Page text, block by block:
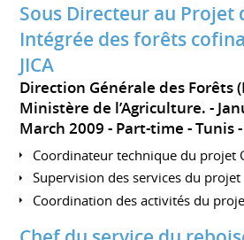
Sous Directeur au Projet
Intégrée des forêts
JICA
Direction Générale des Forêts
Ministère de l’Agriculture.
March 2009 Part-time Tunis
Coordinateur technique du projet
Supervision des services du projet
Coordination des activités du